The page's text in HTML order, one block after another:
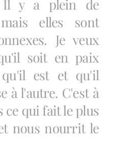
Il y a plein de
elles sont
Je veux
soit en paix
est et qu'il
à l'autre. C'est à
ce qui fait le plus
nous nourrit le